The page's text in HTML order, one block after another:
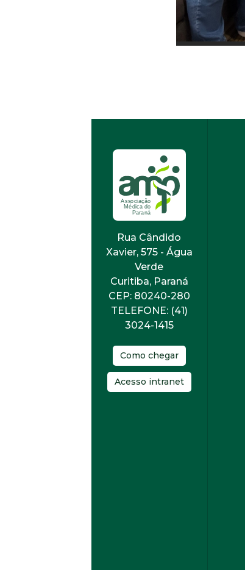
Rua Cândido
Xavier, 575 - Água
Verde
Curitiba, Paraná
CEP: 80240-280
TELEFONE: (41)
3024-1415
Como chegar
Acesso intranet